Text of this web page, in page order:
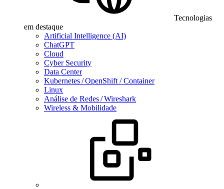
Tecnologias
em destaque
Artificial Intelligence (AI)
ChatGPT
Cloud
Cyber Security
Data Center
Kubernetes / OpenShift / Container
Linux
Análise de Redes / Wireshark
Wireless & Mobilidade